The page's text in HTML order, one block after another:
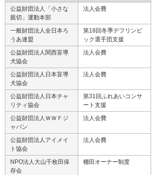
公益財団法人「小さな
親切」運動本部
法人会費
一般財団法人全日本ろ
うあ連盟
第18回冬季デフリンピ
ック選手団支援
公益財団法人関西盲導
犬協会
法人会費
公益財団法人日本盲導
犬協会
法人会費
公益財団法人日本チャ
リティ協会
第31回ふれあいコンサ
ート支援
公益財団法人ＷＷＦジ
ャパン
法人会費
公益財団法人アイメイ
ト協会
法人会費
NPO法人大山千枚田保
存会
棚田オーナー制度